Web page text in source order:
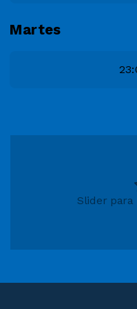
Martes
Slider para